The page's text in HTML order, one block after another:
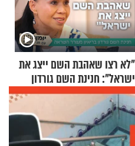
"לא רצו שאהבת השם ייצג את
ישראל": חנינת השם גורדון
בריאיון מעורר השראה